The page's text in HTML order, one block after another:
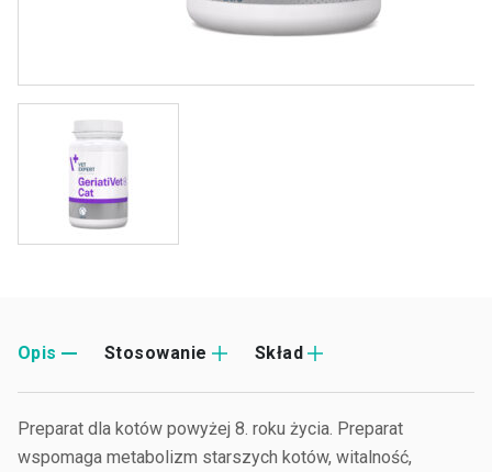
Opis Stosowanie Skład
Preparat dla kotów powyżej 8. roku życia. Preparat
wspomaga metabolizm starszych kotów, witalność,